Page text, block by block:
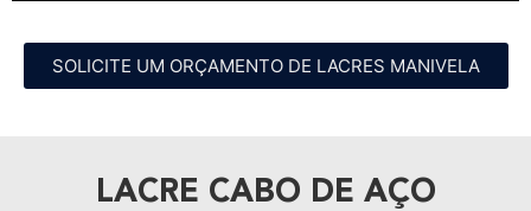
SOLICITE UM ORÇAMENTO DE LACRES MANIVELA
LACRE CABO DE AÇO